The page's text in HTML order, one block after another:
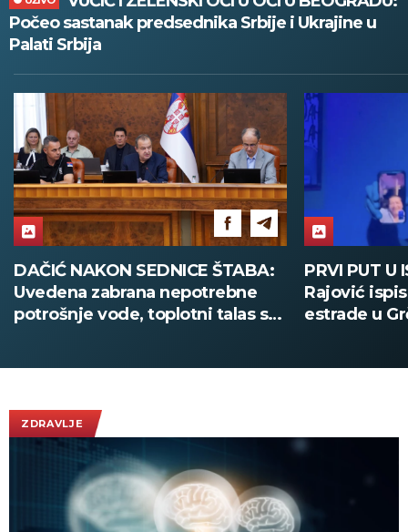
Počeo sastanak predsednika Srbije i Ukrajine u
Palati Srbija
DAČIĆ NAKON SEDNICE ŠTABA:
Uvedena zabrana nepotrebne
potrošnje vode, toplotni talas se
PRVI PUT U
Rajović
estrade u
ZDRAVLJE